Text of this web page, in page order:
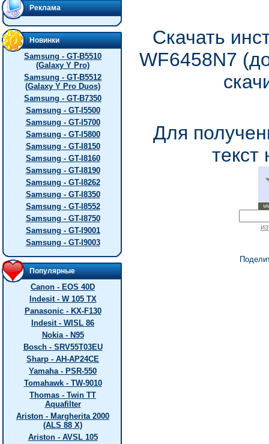
Реклама
Новинки
Samsung - GT-B5510
(Galaxy Y Pro)
Samsung - GT-B5512
(Galaxy Y Pro Duos)
Samsung - GT-B7350
Samsung - GT-I5500
Samsung - GT-I5700
Samsung - GT-I5800
Samsung - GT-I8150
Samsung - GT-I8160
Samsung - GT-I8190
Samsung - GT-I8262
Samsung - GT-I8350
Samsung - GT-I8552
Samsung - GT-I8750
Samsung - GT-I9001
Samsung - GT-I9003
Популярные
Canon - EOS 40D
Indesit - W 105 TX
Panasonic - KX-F130
Indesit - WISL 86
Nokia - N95
Bosch - SRV55T03EU
Sharp - AH-AP24CE
Yamaha - PSR-550
Tomahawk - TW-9010
Thomas - Twin TT
Aquafilter
Ariston - Margherita 2000
(ALS 88 X)
Ariston - AVSL 105
Скачать
WF6458N7
Для
текст